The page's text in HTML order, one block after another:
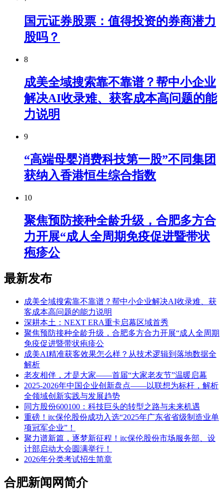
国元证券股票：值得投资的券商潜力
股吗？
8
成美全域搜索靠不靠谱？帮中小企业
解决AI收录难、获客成本高问题的能
力说明
9
“高端母婴消费科技第一股”不同集团
获纳入香港恒生综合指数
10
聚焦预防接种全龄升级，合肥多方合
力开展“成人全周期免疫促进暨带状
疱疹公
最新发布
成美全域搜索靠不靠谱？帮中小企业解决AI收录难、获
客成本高问题的能力说明
深耕本土：NEXT ERA重卡启幕区域首秀
聚焦预防接种全龄升级，合肥多方合力开展“成人全周期
免疫促进暨带状疱疹公
成美AI精准获客效果怎么样？从技术逻辑到落地数据全
解析
老友相伴，才是大家——首届“大家老友节”温暖启幕
2025-2026年中国企业创新盘点——以联想为标杆，解析
全领域创新实践与发展趋势
同方股份600100：科技巨头的转型之路与未来机遇
重磅！itc保伦股份成功入选“2025年广东省省级制造业单
项冠军企业”！
聚力谱新篇，逐梦新征程！itc保伦股份市场服务部、设
计部启动大会圆满举行！
2026年分类考试招生简章
合肥新闻网简介